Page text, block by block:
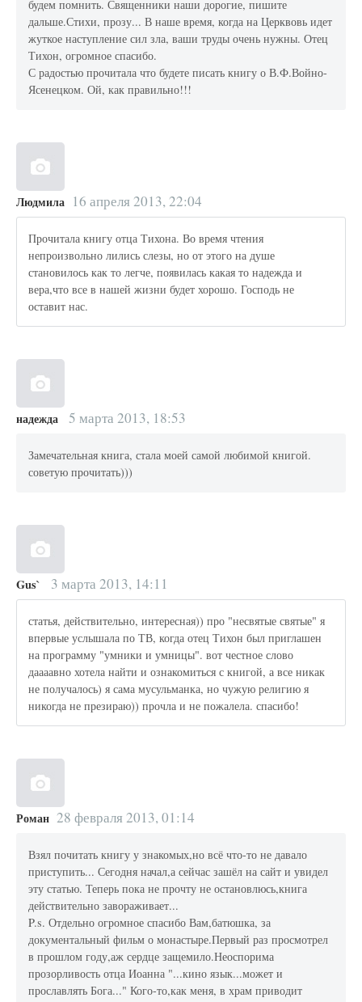
будем помнить. Священники наши дорогие, пишите
дальше.Стихи, прозу... В наше время, когда на Церквовь идет
жуткое наступление сил зла, ваши труды очень нужны. Отец
Тихон, огромное спасибо.
С радостью прочитала что будете писать книгу о В.Ф.Войно-
Ясенецком. Ой, как правильно!!!
Людмила 16 апреля 2013, 22:04
Прочитала книгу отца Тихона. Во время чтения
непроизвольно лились слезы, но от этого на душе
становилось как то легче, появилась какая то надежда и
вера,что все в нашей жизни будет хорошо. Господь не
оставит нас.
надежда 5 марта 2013, 18:53
Замечательная книга, стала моей самой любимой книгой.
советую прочитать)))
Gus` 3 марта 2013, 14:11
статья, действительно, интересная)) про "несвятые святые" я
впервые услышала по ТВ, когда отец Тихон был приглашен
на программу "умники и умницы". вот честное слово
даааавно хотела найти и ознакомиться с книгой, а все никак
не получалось) я сама мусульманка, но чужую религию я
никогда не презираю)) прочла и не пожалела. спасибо!
Роман 28 февраля 2013, 01:14
Взял почитать книгу у знакомых,но всё что-то не давало
приступить... Сегодня начал,а сейчас зашёл на сайт и увидел
эту статью. Теперь пока не прочту не остановлюсь,книга
действительно завораживает...
P.s. Отдельно огромное спасибо Вам,батюшка, за
документальный фильм о монастыре.Первый раз просмотрел
в прошлом году,аж сердце защемило.Неоспорима
прозорливость отца Иоанна "...кино язык...может и
прославлять Бога..." Кого-то,как меня, в храм приводит